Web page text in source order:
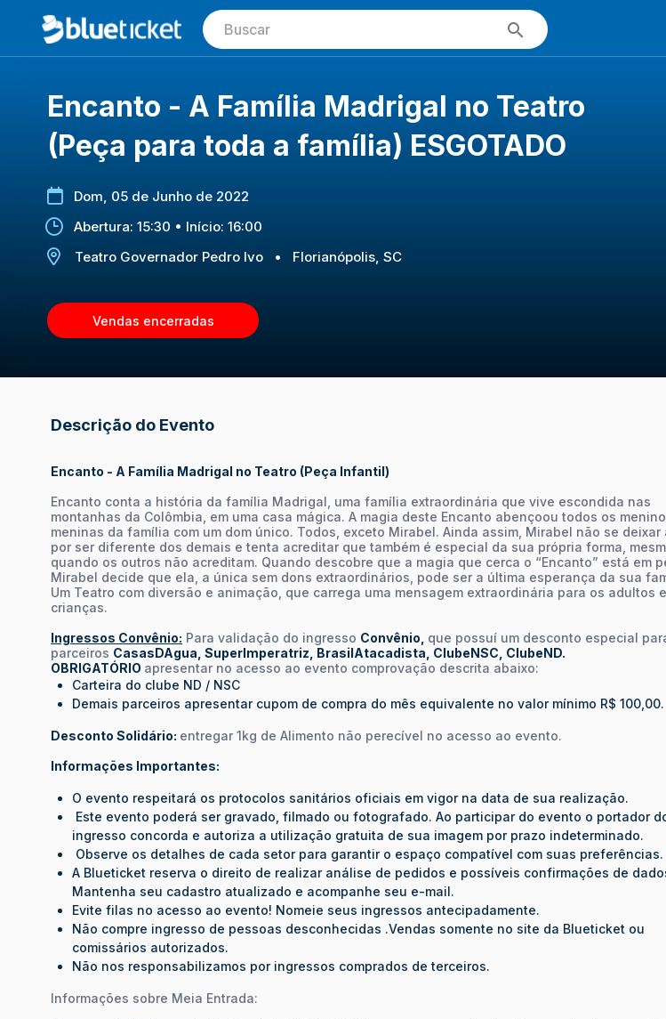
Encanto - A Família Madrigal no Teatro
(Peça para toda a família) ESGOTADO
Dom, 05 de Junho de 2022
Abertura: 15:30 • Início: 16:00
Teatro Governador Pedro Ivo
• Florianópolis, SC
Vendas encerradas
Descrição do Evento
Encanto - A Família Madrigal no Teatro (Peça Infantil)
Encanto conta a história da família Madrigal, uma família extraordinária que vive escondida nas
montanhas da Colômbia, em uma casa mágica. A magia deste Encanto abençoou todos os
meninas da família com um dom único. Todos, exceto Mirabel. Ainda assim, Mirabel não se deixar
por ser diferente dos demais e tenta acreditar que também é especial da sua própria forma,
quando os outros não acreditam. Quando descobre que a magia que cerca o “Encanto” está em
Mirabel decide que ela, a única sem dons extraordinários, pode ser a última esperança da sua
Um Teatro com diversão e animação, que carrega uma mensagem extraordinária para os adultos e
crianças.
Ingressos Convênio: Para validação do ingresso Convênio, que possuí um desconto especial
parceiros CasasDAgua, SuperImperatriz, BrasilAtacadista, ClubeNSC, ClubeND.
OBRIGATÓRIO apresentar no acesso ao evento comprovação descrita abaixo:
Carteira do clube ND / NSC
Demais parceiros apresentar cupom de compra do mês equivalente no valor mínimo R$ 100,00.
Desconto Solidário: entregar 1kg de Alimento não perecível no acesso ao evento.
Informações Importantes:
O evento respeitará os protocolos sanitários oficiais em vigor na data de sua realização.
Este evento poderá ser gravado, filmado ou fotografado. Ao participar do evento o portador
ingresso concorda e autoriza a utilização gratuita de sua imagem por prazo indeterminado.
Observe os detalhes de cada setor para garantir o espaço compatível com suas preferências.
A Blueticket reserva o direito de realizar análise de pedidos e possíveis confirmações de
Mantenha seu cadastro atualizado e acompanhe seu e-mail.
Evite filas no acesso ao evento! Nomeie seus ingressos antecipadamente.
Não compre ingresso de pessoas desconhecidas .Vendas somente no site da Blueticket ou
comissários autorizados.
Não nos responsabilizamos por ingressos comprados de terceiros.
Informações sobre Meia Entrada: